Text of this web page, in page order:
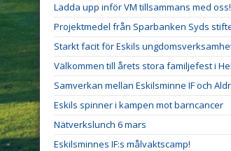
Ladda upp inför VM tillsammans med oss!
Projektmedel från Sparbanken Syds
Starkt facit för Eskils
Välkommen till årets stora familjefest i
Samverkan mellan Eskilsminne IF och
Eskils spinner i kampen mot barncancer
Nätverkslunch 6 mars
Eskilsminnes IF:s målvaktscamp!